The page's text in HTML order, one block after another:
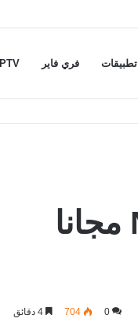
تطبيقات فري فاير IPTV
كيفية مشاهدة أفلام ومسلسلات Netflix مجانا
0
704